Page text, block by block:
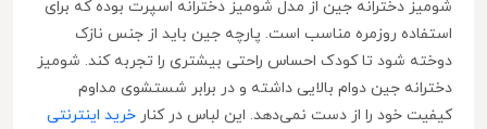
شومیز دخترانه جین از مدل شومیز دخترانه اسپرت بوده که برای
استفاده روزمره مناسب است. پارچه جین باید از جنس نازک
دوخته شود تا کودک احساس راحتی بیشتری را تجربه کند. شومیز
دخترانه جین دوام بالایی داشته و در برابر شستشوی مداوم
کیفیت خود را از دست نمی‌دهد. این لباس در کنار خرید اینترنتی